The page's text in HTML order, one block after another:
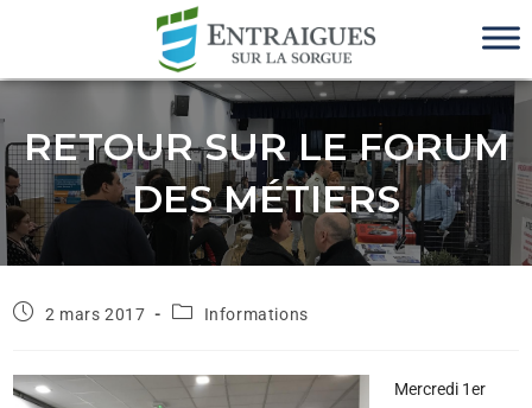
RETOUR SUR LE FORUM
DES MÉTIERS
2 mars 2017 Informations
Mercredi 1er